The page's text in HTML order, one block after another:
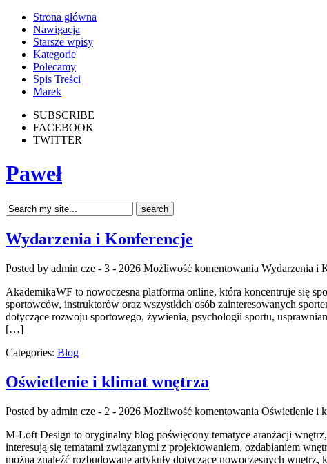
Strona główna
Nawigacja
Starsze wpisy
Kategorie
Polecamy
Spis Treści
Marek
SUBSCRIBE
FACEBOOK
TWITTER
Paweł
Wydarzenia i Konferencje
Posted by admin cze - 3 - 2026 Możliwość komentowania Wydarzenia i
AkademikaWF to nowoczesna platforma online, która koncentruje się
sportowców, instruktorów oraz wszystkich osób zainteresowanych
dotyczące rozwoju sportowego, żywienia, psychologii sportu,
[…]
Categories: Blog
Oświetlenie i klimat wnętrza
Posted by admin cze - 2 - 2026 Możliwość komentowania Oświetlenie i
M-Loft Design to oryginalny blog poświęcony tematyce aranżacji
interesują się tematami związanymi z projektowaniem, ozdabianiem
można znaleźć rozbudowane artykuły dotyczące nowoczesnych